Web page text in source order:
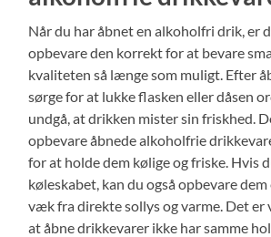
Når du har åbnet en alkoholfri drik, er
opbevare den korrekt for at bevare
kvaliteten så længe som muligt. Efter
sørge for at lukke flasken eller dåsen
undgå, at drikken mister sin friskhed.
opbevare åbnede alkoholfrie
for at holde dem kølige og friske. Hvis
køleskabet, kan du også opbevare
væk fra direkte sollys og varme. Det er
at åbne drikkevarer ikke har samme